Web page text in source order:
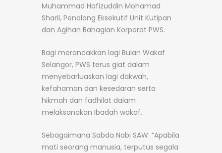
Muhammad Hafizuddin Mohamad
Sharil, Penolong Eksekutif Unit Kutipan
dan Agihan Bahagian Korporat PWS.
Bagi merancakkan lagi Bulan Wakaf
Selangor, PWS terus giat dalam
menyebarluaskan lagi dakwah,
kefahaman dan kesedaran serta
hikmah dan fadhilat dalam
melaksanakan Ibadah wakaf.
Sebagaimana Sabda Nabi SAW: “Apabila
mati seorang manusia, terputus segala